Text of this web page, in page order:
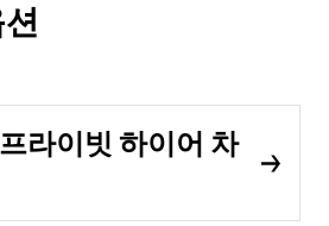
라이빗 하이어 차